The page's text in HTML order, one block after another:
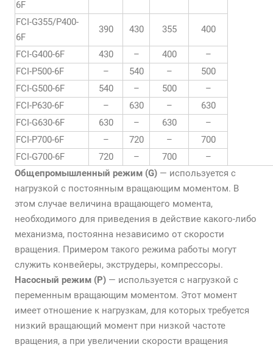
6F
FCI-G355/P400-
6F
390 430 355 400
FCI-G400-6F 430 – 400
–
FCI-P500-6F
– 540 –
500
FCI-G500-6F
540 – 500
–
FCI-P630-6F
– 630 –
630
FCI-G630-6F
630 – 630
–
FCI-P700-6F
– 720 –
700
FCI-G700-6F
720 – 700
–
Общепромышленный режим (G) — используется с
нагрузкой с постоянным вращающим моментом. В
этом случае величина вращающего момента,
необходимого для приведения в действие какого-либо
механизма, постоянна независимо от скорости
вращения. Примером такого режима работы могут
служить конвейеры, экструдеры, компрессоры.
Насосный режим (P) — используется с нагрузкой с
переменным вращающим моментом. Этот момент
имеет отношение к нагрузкам, для которых требуется
низкий вращающий момент при низкой частоте
вращения, а при увеличении скорости вращения